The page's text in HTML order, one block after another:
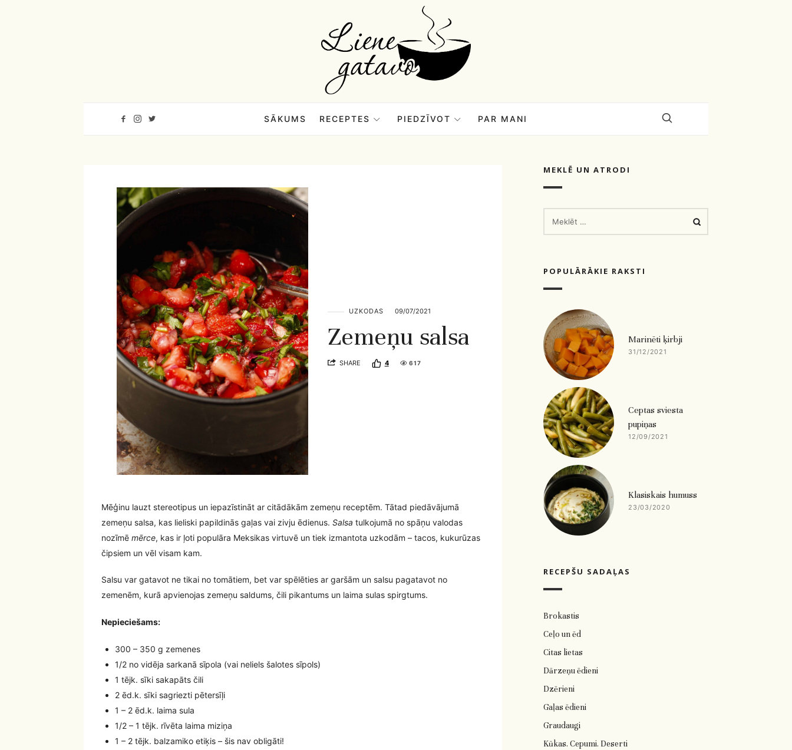
Liene
Gatavo
–
SĀKUMS RECEPTES PIEDZĪVOT PAR MANI
UZKODAS 09/07/2021
Zemeņu salsa
SHARE 4 617
Mēģinu lauzt stereotipus un iepazīstināt ar citādākām zemeņu receptēm. Tātad piedāvājumā
zemeņu salsa, kas lieliski papildinās gaļas vai zivju ēdienus.Salsa tulkojumā no spāņu valodas
nozīmēmērce, kas ir ļoti populāra Meksikas virtuvē un tiek izmantota uzkodām – tacos, kukurūzas
čipsiem un vēl visam kam.
Salsu var gatavot ne tikai no tomātiem, bet var spēlēties ar garšām un salsu pagatavot no
zemenēm, kurā apvienojas zemeņu saldums, čili pikantums un laima sulas spirgtums.
Nepieciešams:
300 – 350 g zemenes
1/2 no vidēja sarkanā sīpola (vai neliels šalotes sīpols)
1 tējk. sīki sakapāts čili
2 ēd.k. sīki sagriezti pētersīļi
1 – 2 ēd.k. laima sula
1/2 – 1 tējk. rīvēta laima miziņa
1 – 2 tējk. balzamiko etiķis – šis nav obligāti!
MEKLĒ UN ATRODI
POPULĀRĀKIE RAKSTI
Marinēti ķirbji
31/12/2021
Ceptas sviesta
pupiņas
12/09/2021
Klasiskais humuss
23/03/2020
RECEPŠU SADAĻAS
Brokastis
Ceļo un ēd
Citas lietas
Dārzeņu ēdieni
Dzērieni
Gaļas ēdieni
Graudaugi
Kūkas. Cepumi. Deserti